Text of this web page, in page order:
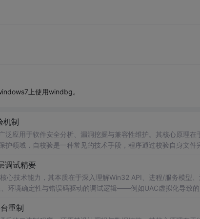
上使用windbg。
机制
应用于软件安全分析、漏洞挖掘与兼容性维护。其核心原理在
领域，自校验是一种常见的技术手段，程序通过校验自身文件
态修改程序逻辑，实现无文件修改的补丁注入。这种技术价值在
调试精要
心技术能力，其本质在于深入理解Win32 API、进程/服务模型、
环境确定性与错误码驱动的调试逻辑——例如UAC虚拟化导致的
日志分析与ProcM
重制